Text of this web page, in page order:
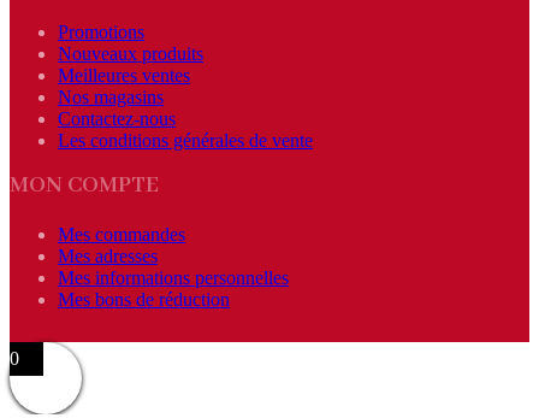
Promotions
Nouveaux produits
Meilleures ventes
Nos magasins
Contactez-nous
Les conditions générales de vente
MON COMPTE
Mes commandes
Mes adresses
Mes informations personnelles
Mes bons de réduction
0